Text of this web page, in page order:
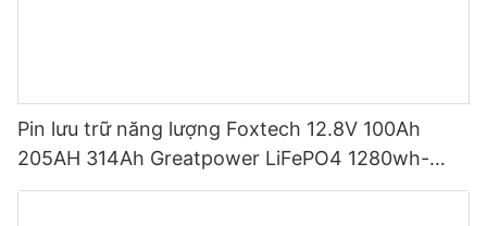
Pin lưu trữ năng lượng Foxtech 12.8V 100Ah
205AH 314Ah Greatpower LiFePO4 1280wh-
5120wh IP65